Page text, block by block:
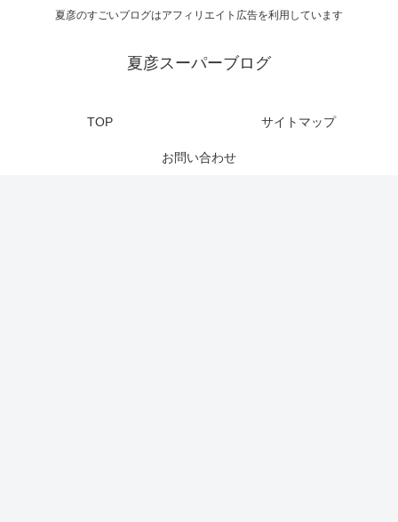
夏彦のすごいブログはアフィリエイト広告を利用しています
夏彦スーパーブログ
TOP サイトマップ
お問い合わせ